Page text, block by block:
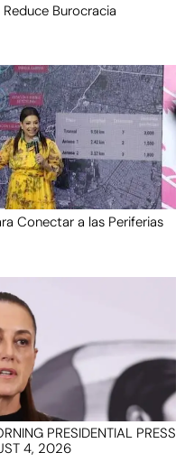
Burocracia
Conectar a las Periferias
PRESIDENTIAL PRESS
4, 2026